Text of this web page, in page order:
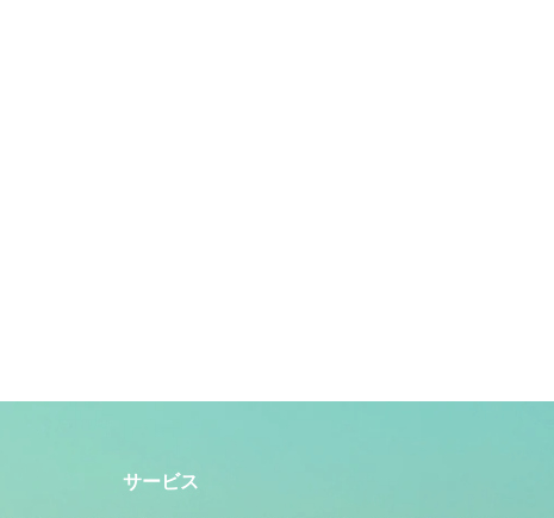
サービス